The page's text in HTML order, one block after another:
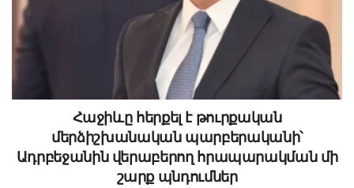
Հաջիևը հերքել է թուրքական
մերձիշխանական պարբերականի՝
Ադրբեջանին վերաբերող հրապարակման մի
շարք պնդումներ